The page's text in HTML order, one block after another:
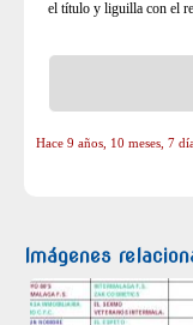
el título y liguilla con el
Hace 9 años, 10 meses, 7
Imágenes